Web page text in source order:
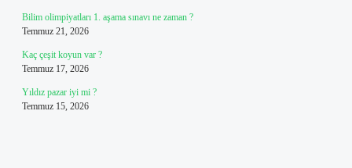
Bilim olimpiyatları 1. aşama sınavı ne zaman ?
Temmuz 21, 2026
Kaç çeşit koyun var ?
Temmuz 17, 2026
Yıldız pazar iyi mi ?
Temmuz 15, 2026